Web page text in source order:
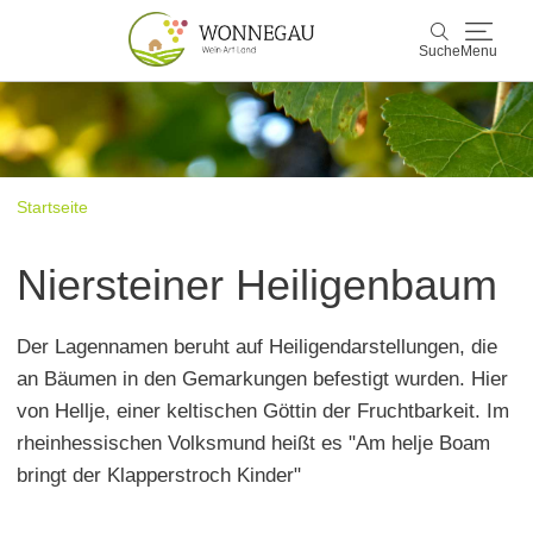
Suche Menu
Suche
Wonnegau
Buchen & Service
Startseite
Niersteiner Heiligenbaum
Der Lagennamen beruht auf Heiligendarstellungen, die
an Bäumen in den Gemarkungen befestigt wurden. Hier
von Hellje, einer keltischen Göttin der Fruchtbarkeit. Im
rheinhessischen Volksmund heißt es "Am helje Boam
bringt der Klapperstroch Kinder"